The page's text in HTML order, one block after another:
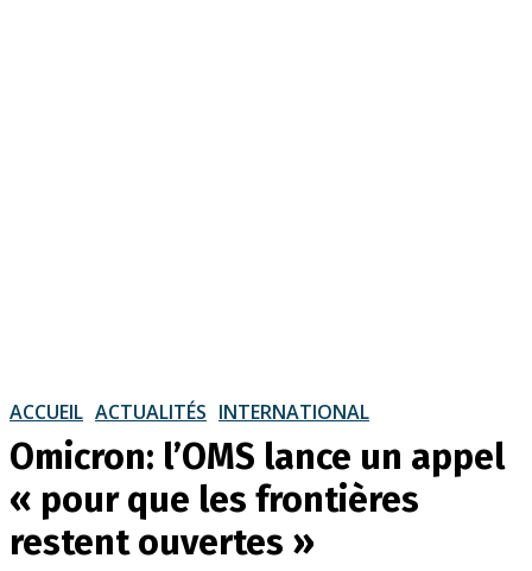
ACCUEIL ACTUALITÉS INTERNATIONAL
Omicron: l’OMS lance un appel
« pour que les frontières
restent ouvertes »